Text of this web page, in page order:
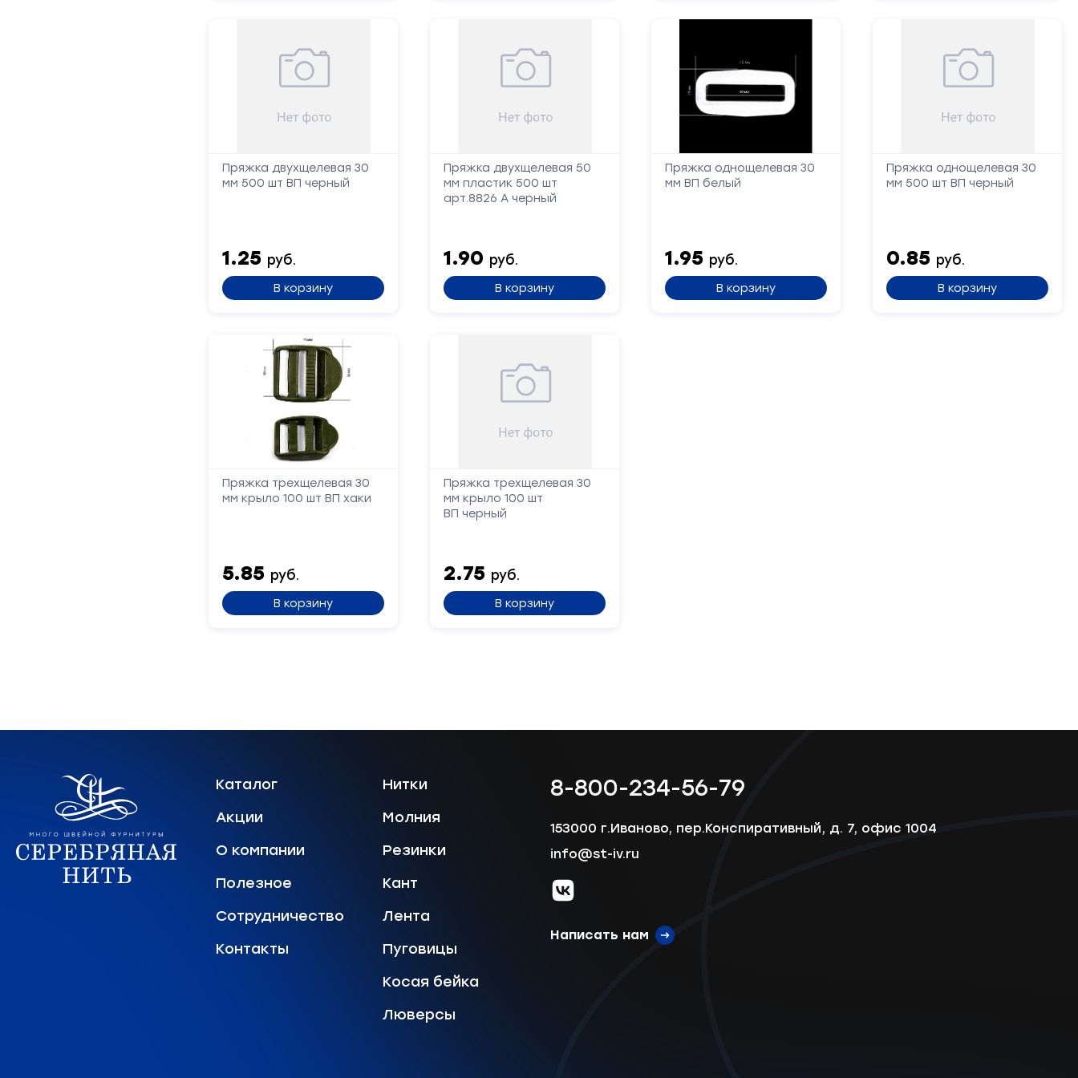
15
2
Пряжка двухщелевая 30
мм 500 шт ВП черный
1.25 руб.
В корзину
Пряжка двухщелевая 50
мм пластик 500 шт
арт.8826 А черный
1.90 руб.
В корзину
Пряжка однощелевая 30
мм ВП белый
1.95 руб.
В корзину
Пряжка однощелевая 30
мм 500 шт ВП черный
0.85 руб.
В корзину
Пряжка трехщелевая 30
мм крыло 100 шт ВП хаки
5.85 руб.
В корзину
Пряжка трехщелевая 30
мм крыло 100 шт
ВП черный
2.75 руб.
В корзину
Каталог
Акции
О компании
Полезное
Сотрудничество
Контакты
Нитки
Молния
Резинки
Кант
Лента
Пуговицы
Косая бейка
Люверсы
8-800-234-56-79
153000 г.Иваново, пер.Конспиративный, д. 7, офис 1004
info@st-iv.ru
vk.com
Написать нам
Форма
обратной
форму,
вам
перезвоним
Телефон